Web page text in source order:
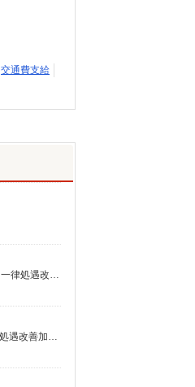
交通費支給
月給25万7330円〜26万3510円 ※経験・能力・資格等による 介護福祉士 月給 25万7330円 社会福祉士 月給 26万3510円 ※一律処遇改善加算含む ※夜勤手当6000円/4回を含む 〇資格手当 〇職種手当 〇業務手当 〇時間外勤務手当 〇夜勤手当 〇深夜勤務手当 〇休日勤務手当 〇年末年始勤務手当
時給1,231円〜1,295円 ※経験・能力・資格等による 社会福祉士・介護福祉士 時給1,295円 その他資格 時給1,231円 ※一律処遇改善加算含む 〇時間外勤務手当 〇土日祝勤務手当 〇夜勤手当 〇年末年始勤務手当